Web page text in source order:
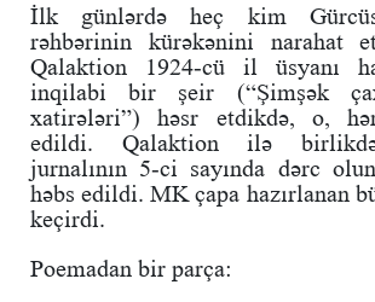
İlk günlərdə heç kim
rəhbərinin kürəkənini narahat
Qalaktion 1924-cü il üsyanı
inqilabi bir şeir (“Şimşək
xatirələri”) həsr etdikdə, o,
edildi. Qalaktion ilə
jurnalının 5-ci sayında dərc
həbs edildi. MK çapa hazırlanan
keçirdi.
Poemadan bir parça: